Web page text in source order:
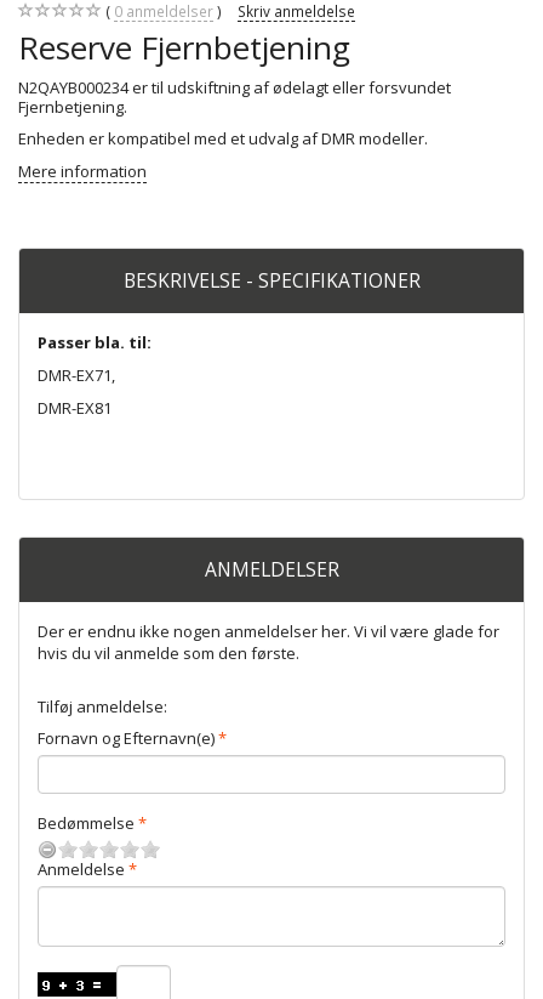
0 anmeldelser Skriv anmeldelse
Reserve Fjernbetjening
N2QAYB000234 er til udskiftning af ødelagt eller forsvundet
Fjernbetjening.
Enheden er kompatibel med et udvalg af DMR modeller.
Mere information
BESKRIVELSE - SPECIFIKATIONER
Passer bla. til:
DMR-EX71,
DMR-EX81
ANMELDELSER
Der er endnu ikke nogen anmeldelser her. Vi vil være glade for
hvis du vil anmelde som den første.
Tilføj anmeldelse:
Fornavn og Efternavn(e)
Bedømmelse
Anmeldelse